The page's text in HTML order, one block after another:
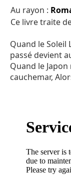
Au rayon :
Ce livre traite
Quand le Soleil
passé devient
Quand le
cauchemar,